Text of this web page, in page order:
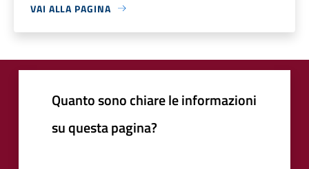
VAI ALLA PAGINA
Quanto sono chiare le informazioni
su questa pagina?